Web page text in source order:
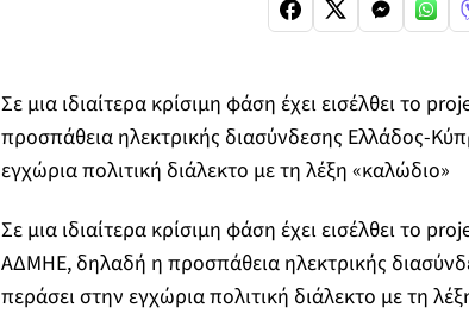
Σε μια ιδιαίτερα κρίσιμη φάση έχει εισέλθει το
προσπάθεια ηλεκτρικής διασύνδεσης Ελλάδος-
εγχώρια πολιτική διάλεκτο με τη λέξη «καλώδιο»
Σε μια ιδιαίτερα κρίσιμη φάση έχει εισέλθει το
ΑΔΜΗΕ, δηλαδή η προσπάθεια ηλεκτρικής
περάσει στην εγχώρια πολιτική διάλεκτο με τη